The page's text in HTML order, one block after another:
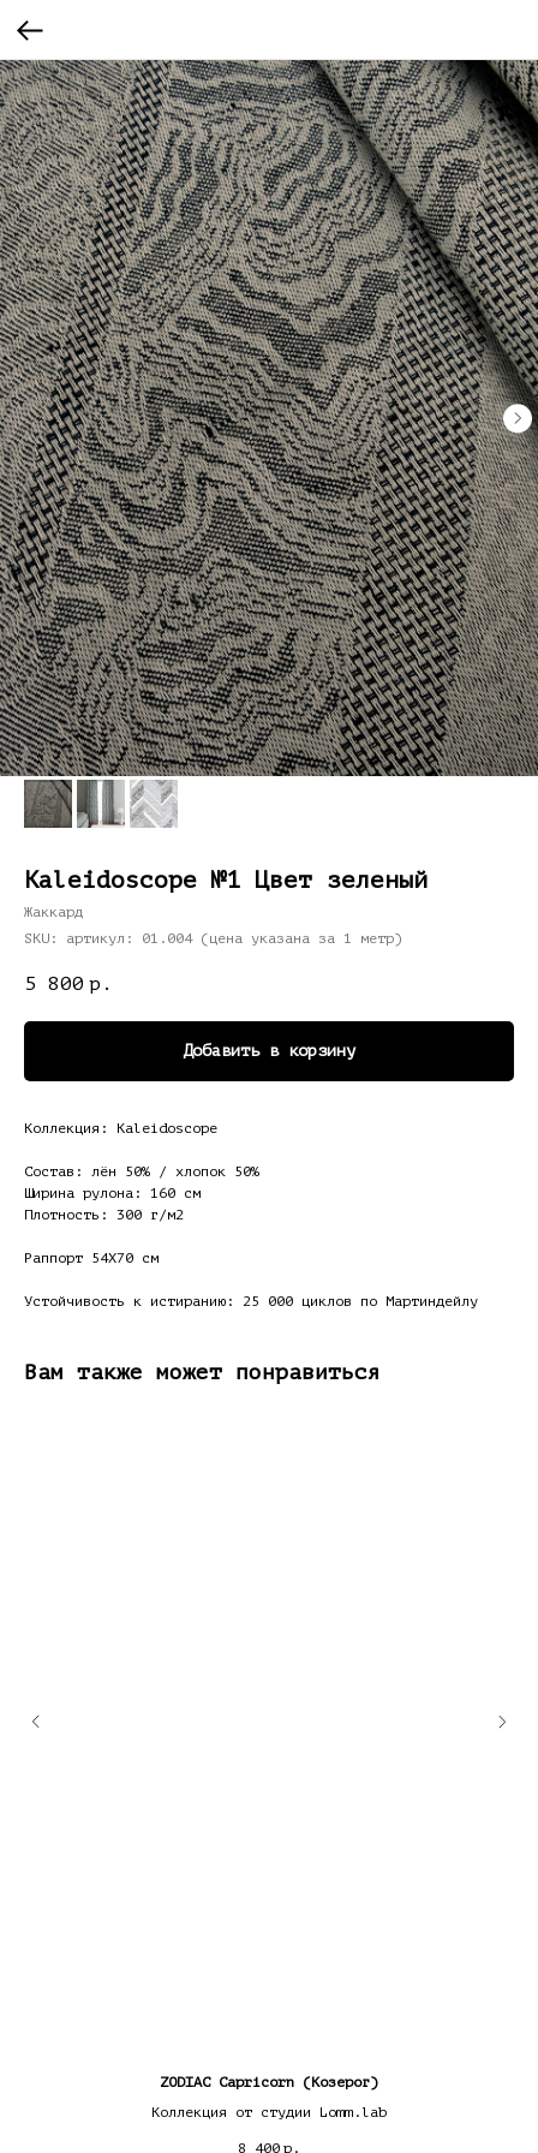
Kaleidoscope №1 Цвет зеленый
Жаккард
SKU: артикул: 01.004 (цена указана за 1 метр)
5 800 р.
Добавить в корзину
Коллекция: Kaleidoscope
Состав: лён 50% / хлопок 50%
Ширина рулона: 160 см
Плотность: 300 г/м2
Раппорт 54Х70 см
Устойчивость к истиранию: 25 000 циклов по Мартиндейлу
Вам также может понравиться
ZODIAC Capricorn (Козерог)
Коллекция от студии Lomm.lab
8 400 р.